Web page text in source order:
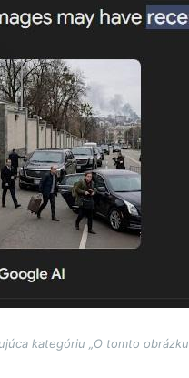
kategóriu „O tomto